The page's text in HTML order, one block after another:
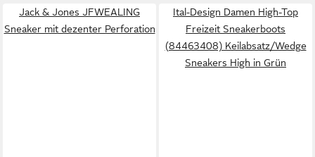
Jack & Jones JFWEALING
Sneaker mit dezenter Perforation
Ital-Design Damen High-Top
Freizeit Sneakerboots
(84463408) Keilabsatz/Wedge
Sneakers High in Grün